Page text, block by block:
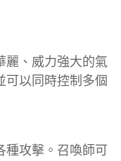
麗、威力強大的氣
可以同時控制多個
種攻擊。召喚師可